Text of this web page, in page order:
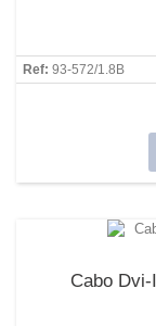
Ref: 93-572/1.8B
Cabo